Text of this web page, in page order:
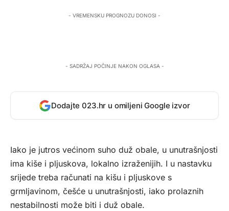
- VREMENSKU PROGNOZU DONOSI -
- SADRŽAJ POČINJE NAKON OGLASA -
Dodajte 023.hr u omiljeni Google izvor
Iako je jutros većinom suho duž obale, u unutrašnjosti
ima kiše i pljuskova, lokalno izraženijih. I u nastavku
srijede treba računati na kišu i pljuskove s
grmljavinom, češće u unutrašnjosti, iako prolaznih
nestabilnosti može biti i duž obale.